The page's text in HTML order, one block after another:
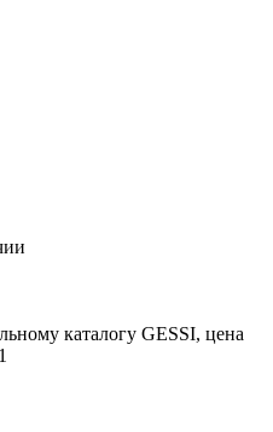
каталогу GESSI, цена